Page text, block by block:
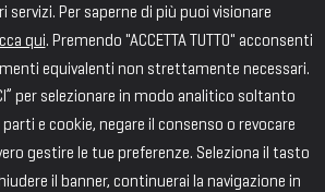
servizi. Per saperne di più puoi visionare
qui. Premendo "ACCETTA TUTTO" acconsenti
equivalenti non strettamente necessari.
per selezionare in modo analitico soltanto
e cookie, negare il consenso o revocare
gestire le tue preferenze. Seleziona il tasto
chiudere il banner, continuerai la navigazione in